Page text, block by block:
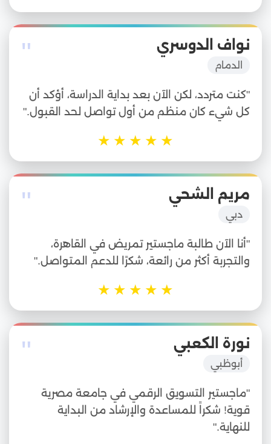
" نواف الدوسري
الدمام
"كنت متردد، لكن الآن بعد بداية الدراسة، أؤكد أن
كل شيء كان منظم من أول تواصل لحد القبول."
★
★
★
★
★
" مريم الشحي
دبي
"أنا الآن طالبة ماجستير تمريض في القاهرة،
والتجربة أكثر من رائعة، شكرًا للدعم المتواصل."
★
★
★
★
★
" نورة الكعبي
أبوظبي
"ماجستير التسويق الرقمي في جامعة مصرية
قوية! شكراً للمساعدة والإرشاد من البداية
للنهاية."